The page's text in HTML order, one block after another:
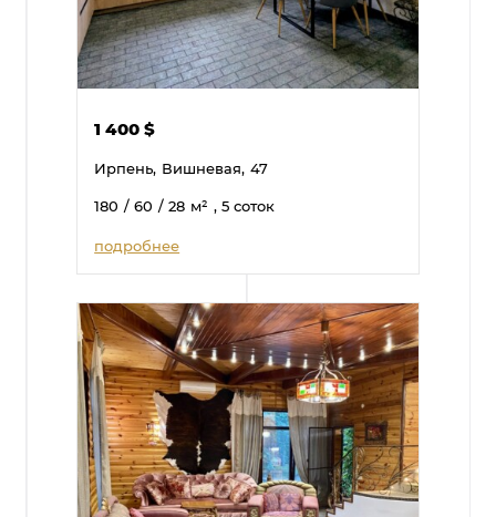
1 400$
Ирпень, Вишневая, 47
180 / 60 / 28 м² , 5 соток
подробнее